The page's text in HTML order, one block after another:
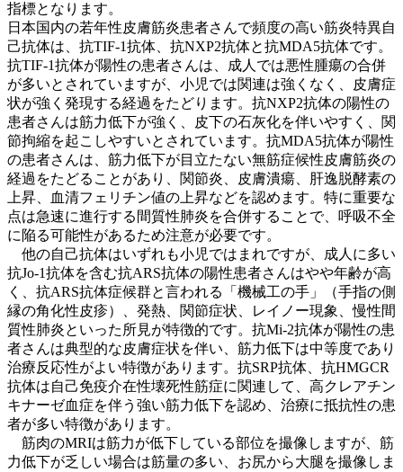
指標となります。
日本国内の若年性皮膚筋炎患者さんで頻度の高い筋炎特異自
己抗体は、抗TIF-1抗体、抗NXP2抗体と抗MDA5抗体です。
抗TIF-1抗体が陽性の患者さんは、成人では悪性腫瘍の合併
が多いとされていますが、小児では関連は強くなく、皮膚症
状が強く発現する経過をたどります。抗NXP2抗体の陽性の
患者さんは筋力低下が強く、皮下の石灰化を伴いやすく、関
節拘縮を起こしやすいとされています。抗MDA5抗体が陽性
の患者さんは、筋力低下が目立たない無筋症候性皮膚筋炎の
経過をたどることがあり、関節炎、皮膚潰瘍、肝逸脱酵素の
上昇、血清フェリチン値の上昇などを認めます。特に重要な
点は急速に進行する間質性肺炎を合併することで、呼吸不全
に陥る可能性があるため注意が必要です。
他の自己抗体はいずれも小児ではまれですが、成人に多い
抗Jo-1抗体を含む抗ARS抗体の陽性患者さんはやや年齢が高
く、抗ARS抗体症候群と言われる「機械工の手」（手指の側
縁の角化性皮疹）、発熱、関節症状、レイノー現象、慢性間
質性肺炎といった所見が特徴的です。抗Mi-2抗体が陽性の患
者さんは典型的な皮膚症状を伴い、筋力低下は中等度であり
治療反応性がよい特徴があります。抗SRP抗体、抗HMGCR
抗体は自己免疫介在性壊死性筋症に関連して、高クレアチン
キナーゼ血症を伴う強い筋力低下を認め、治療に抵抗性の患
者が多い特徴があります。
筋肉のMRIは筋力が低下している部位を撮像しますが、筋
力低下が乏しい場合は筋量の多い、お尻から大腿を撮像しま